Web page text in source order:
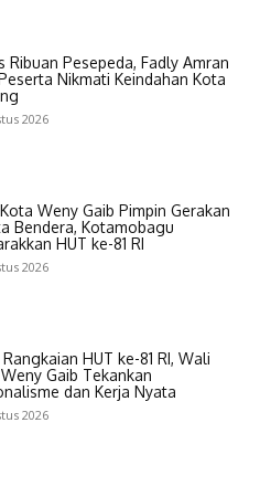
Ribuan Pesepeda, Fadly Amran
Nikmati Keindahan Kota
2026
Weny Gaib Pimpin Gerakan
Bendera, Kotamobagu
HUT ke-81 RI
2026
HUT ke-81 RI, Wali
Gaib Tekankan
dan Kerja Nyata
2026